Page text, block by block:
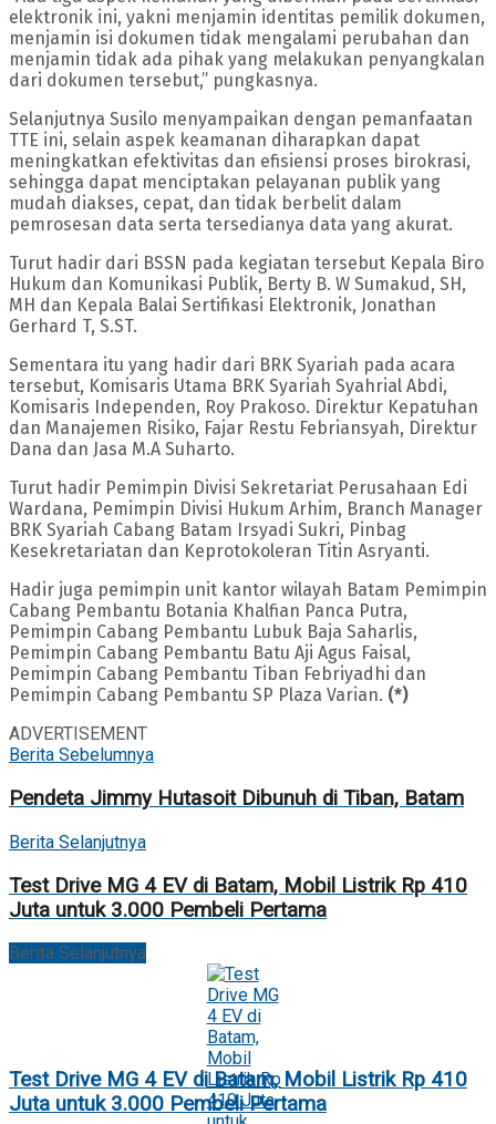
elektronik ini, yakni menjamin identitas pemilik dokumen,
menjamin isi dokumen tidak mengalami perubahan dan
menjamin tidak ada pihak yang melakukan penyangkalan
dari dokumen tersebut,” pungkasnya.
Selanjutnya Susilo menyampaikan dengan pemanfaatan
TTE ini, selain aspek keamanan diharapkan dapat
meningkatkan efektivitas dan efisiensi proses birokrasi,
sehingga dapat menciptakan pelayanan publik yang
mudah diakses, cepat, dan tidak berbelit dalam
pemrosesan data serta tersedianya data yang akurat.
Turut hadir dari BSSN pada kegiatan tersebut Kepala Biro
Hukum dan Komunikasi Publik, Berty B. W Sumakud, SH,
MH dan Kepala Balai Sertifikasi Elektronik, Jonathan
Gerhard T, S.ST.
Sementara itu yang hadir dari BRK Syariah pada acara
tersebut, Komisaris Utama BRK Syariah Syahrial Abdi,
Komisaris Independen, Roy Prakoso. Direktur Kepatuhan
dan Manajemen Risiko, Fajar Restu Febriansyah, Direktur
Dana dan Jasa M.A Suharto.
Turut hadir Pemimpin Divisi Sekretariat Perusahaan Edi
Wardana, Pemimpin Divisi Hukum Arhim, Branch Manager
BRK Syariah Cabang Batam Irsyadi Sukri, Pinbag
Kesekretariatan dan Keprotokoleran Titin Asryanti.
Hadir juga pemimpin unit kantor wilayah Batam Pemimpin
Cabang Pembantu Botania Khalfian Panca Putra,
Pemimpin Cabang Pembantu Lubuk Baja Saharlis,
Pemimpin Cabang Pembantu Batu Aji Agus Faisal,
Pemimpin Cabang Pembantu Tiban Febriyadhi dan
Pemimpin Cabang Pembantu SP Plaza Varian. (*)
ADVERTISEMENT
Berita Sebelumnya
Pendeta Jimmy Hutasoit Dibunuh di Tiban, Batam
Berita Selanjutnya
Test Drive MG 4 EV di Batam, Mobil Listrik Rp 410
Juta untuk 3.000 Pembeli Pertama
Berita Selanjutnya
Test Drive MG 4 EV di Batam, Mobil Listrik Rp 410
Juta untuk 3.000 Pembeli Pertama